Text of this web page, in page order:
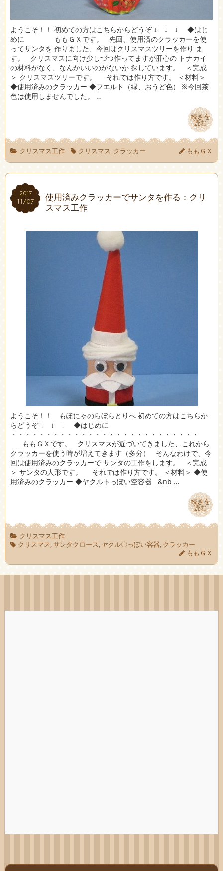
ようこそ！！ 初めての方はこちらからどうぞ ↓ ↓ ↓ ◆はじ
めに ももＧＸです。 先回、使用済のクラッカーを使
ってサンタを 作りました、今回はクリスマスツリーを作り ま
す。 クリスマスに向け少しづつ作ってますが肝心の トナカイ
の材料がなく、なんかいいのがないか 探しています。 ＜完成
＞ クリスマスツリーです。 それでは作り方です。 ＜材料＞
◆使用済みのクラッカー ◆フエルト（緑、おうど色） ※今回茶
色は使用しませんでした。 …
続きを
読む
続きを
読む
クリスマス工作 クリスマス, クラッカー ももＧＸ
2017
11/07
2017
11/07
使用済みクラッカーでサンタを作る：クリ
スマス工作
ようこそ！！ もぽにゃのらぼらとりへ 初めての方はこちらか
らどうぞ ↓ ↓ ↓ ◆はじめに
・・・・・・・・・・・・・・・・・・・・・・・・・・・
ももＧＸです。 クリスマスが近づいてきました、これから
クラッカーを使う時が増えてきます（多分） そんなわけで、今
回は使用済みのクラッカーで サンタの工作をします。 ＜完成
＞ サンタの人形です。 それでは作り方です。 ＜材料＞ ◆使
用済みのクラッカー ◆ヤクルトっぽい空容器 &nb …
続きを
読む
続きを
読む
クリスマス工作
クリスマス,サンタクロース, ヤクル〇っぽい容器, クラッカー
ももＧＸ